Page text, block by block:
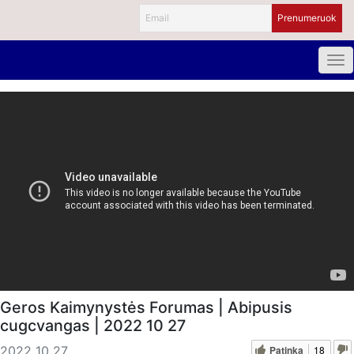
Geros Kaimynystės Forumas | Abipusis
cugcvangas | 2022 10 27
2022 10 27 Patinka 18